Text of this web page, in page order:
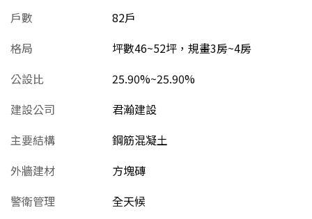
戶數
82戶
格局
坪數46~52坪，規畫3房~4房
公設比
25.90%~25.90%
建設公司
君瀚建設
主要結構
鋼筋混凝土
外牆建材
方塊磚
警衛管理
全天候